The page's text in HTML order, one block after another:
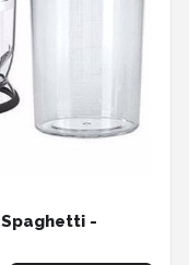
Spaghetti -